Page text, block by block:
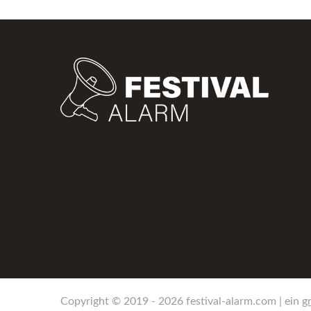
Copyright © 2019 - 2026 festival-alarm.com | ein